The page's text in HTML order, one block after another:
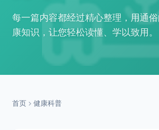
每一篇内容都经过精心整理，用通
康知识，让您轻松读懂、学以致用。
首页 健康科普